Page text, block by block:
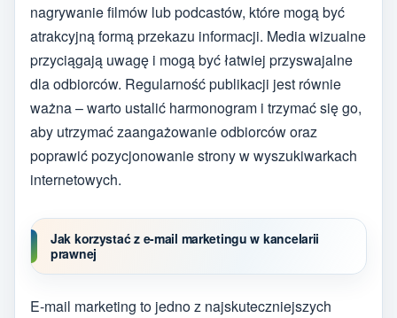
nagrywanie filmów lub podcastów, które mogą być
atrakcyjną formą przekazu informacji. Media wizualne
przyciągają uwagę i mogą być łatwiej przyswajalne
dla odbiorców. Regularność publikacji jest równie
ważna – warto ustalić harmonogram i trzymać się go,
aby utrzymać zaangażowanie odbiorców oraz
poprawić pozycjonowanie strony w wyszukiwarkach
internetowych.
Jak korzystać z e-mail marketingu w kancelarii
prawnej
E-mail marketing to jedno z najskuteczniejszych